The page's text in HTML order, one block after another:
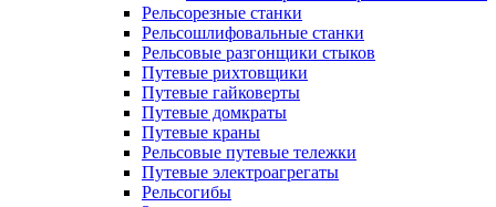
Рельсорезные станки
Рельсошлифовальные станки
Рельсовые разгонщики стыков
Путевые рихтовщики
Путевые гайковерты
Путевые домкраты
Путевые краны
Рельсовые путевые тележки
Путевые электроагрегаты
Рельсогибы